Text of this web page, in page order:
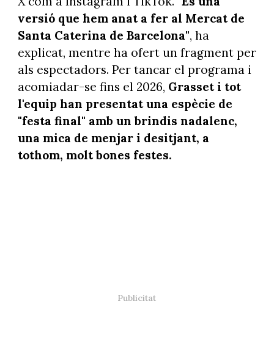
versió que hem anat a fer al Mercat de
Santa Caterina de Barcelona", ha
explicat, mentre ha ofert un fragment per
als espectadors. Per tancar el programa i
acomiadar-se fins el 2026, Grasset i tot
l'equip han presentat una espècie de
"festa final" amb un brindis nadalenc,
una mica de menjar i desitjant, a
tothom, molt bones festes.